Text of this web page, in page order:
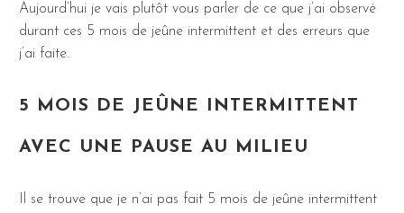
Aujourd’hui je vais plutôt vous parler de ce que j’ai observé
durant ces 5 mois de jeûne intermittent et des erreurs que
j’ai faite.
5 MOIS DE JEÛNE INTERMITTENT
AVEC UNE PAUSE AU MILIEU
Il se trouve que je n’ai pas fait 5 mois de jeûne intermittent